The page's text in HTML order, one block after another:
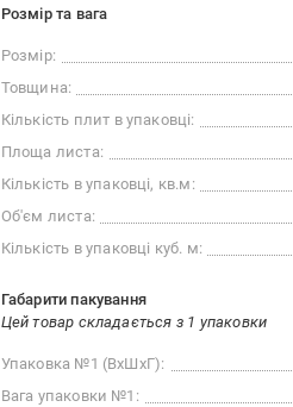
Розмір та вага
Розмір:
Товщина:
Кількість плит в упаковці:
Площа листа:
Кількість в упаковці, кв.м:
Об'єм листа:
Кількість в упаковці куб. м:
Габарити пакування
Цей товар складається з 1 упаковки
Упаковка №1 (ВхШхГ):
Вага упаковки №1: